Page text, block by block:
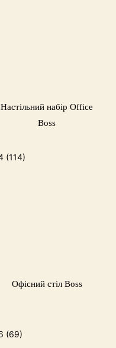
Настільний набір Office
Boss
Офісний стіл Boss